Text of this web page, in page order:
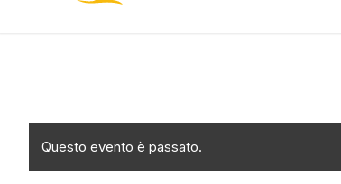
Questo evento è passato.